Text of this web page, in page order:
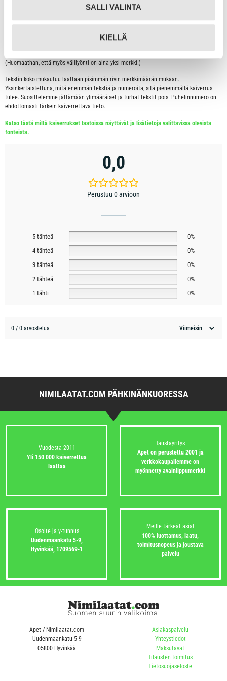
SALLI VALINTA
KIELLÄ
0,0
Perustuu 0 arvioon
5 tähteä
0%
4 tähteä
0%
3 tähteä
0%
2 tähteä
0%
1 tähti
0%
0 / 0 arvostelua
Kaiverrus tulee laattaan aina keskitetysti keskelle laattaa. Rivitämme toivotun
kaiverruksen aina mahdollisimman tyylikkääksi ja luettavaksi.
(Huomaathan, että myös välilyönti on aina yksi merkki.)
Tekstin koko mukautuu laattaan pisimmän rivin merkkimäärän mukaan.
Yksinkertaistettuna, mitä enemmän tekstiä ja numeroita, sitä pienemmällä kaiverrus
tulee. Suosittelemme jättämään ylimääräiset ja turhat tekstit pois. Puhelinnumero on
ehdottomasti tärkein kaiverrettava tieto.
Katso tästä miltä kaiverrukset laatoissa näyttävät ja lisätietoja valittavissa olevista
fonteista.
NIMILAATAT.COM PÄHKINÄNKUORESSA
Vuodesta 2011
Yli 150 000 kaiverrettua
laattaa
Taustayritys
Apet on perustettu 2001 ja
verkkokaupallemme on
myönnetty avainlippumerkki
Osoite ja y-tunnus
Uudenmaankatu 5-9,
Hyvinkää, 1709569-1
Meille tärkeät asiat
100% luottamus, laatu,
toimitusnopeus ja joustava
palvelu
Apet / Nimilaatat.com
Uudenmaankatu 5-9
05800 Hyvinkää
Asiakaspalvelu
Yhteystiedot
Maksutavat
Tilausten toimitus
Tietosuojaseloste